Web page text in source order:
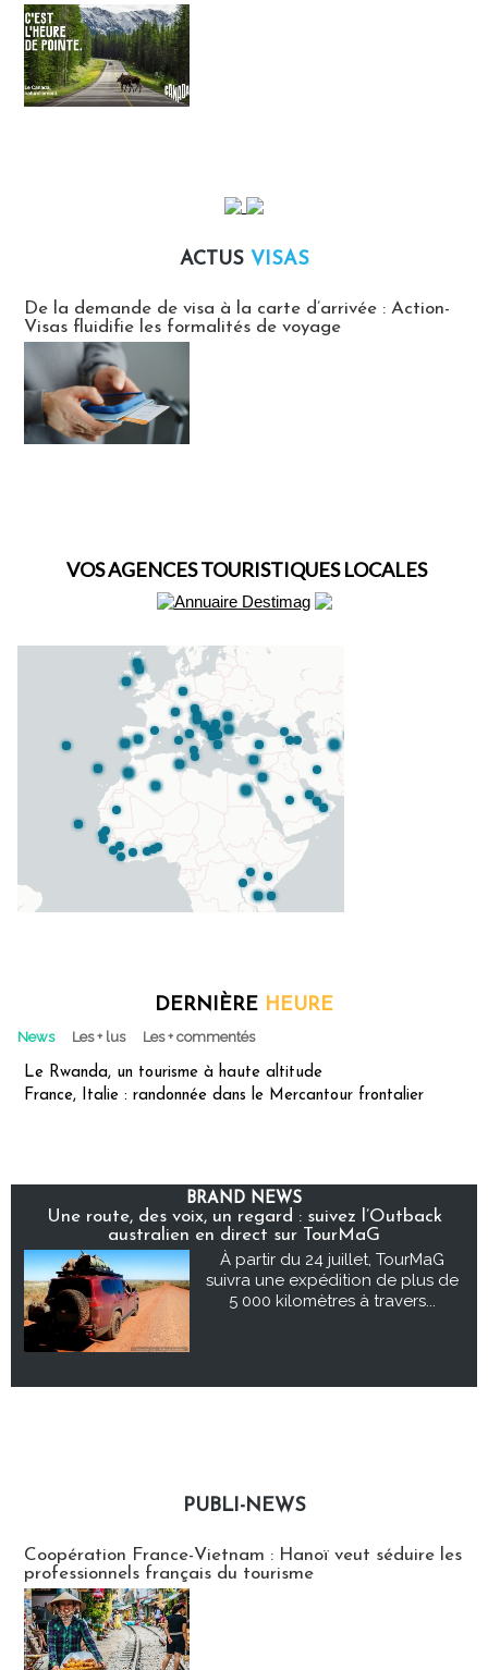
ACTUS VISAS
De la demande de visa à la carte d’arrivée : Action-
Visas fluidifie les formalités de voyage
VOS AGENCES TOURISTIQUES LOCALES
DERNIÈRE HEURE
News Les + lus Les + commentés
Le Rwanda, un tourisme à haute altitude
France, Italie : randonnée dans le Mercantour frontalier
BRAND NEWS
Une route, des voix, un regard : suivez l’Outback
australien en direct sur TourMaG
À partir du 24 juillet, TourMaG
suivra une expédition de plus de
5 000 kilomètres à travers...
PUBLI-NEWS
Coopération France-Vietnam : Hanoï veut séduire les
professionnels français du tourisme